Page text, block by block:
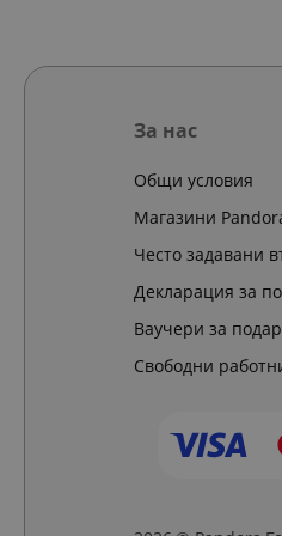
За нас
Общи условия
Магазини
Често задавани
Декларация за
Ваучери за
Свободни